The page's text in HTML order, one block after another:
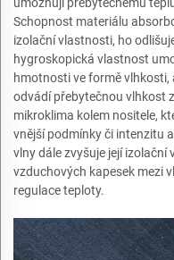
Schopnost materiálu
izolační vlastnosti, ho
hygroskopická vlastnost
hmotnosti ve formě vlhkosti,
odvádí přebytečnou vlhkost
mikroklima kolem nositele,
vnější podmínky či intenzitu
vlny dále zvyšuje její
vzduchových kapesek mezi
regulace teploty.